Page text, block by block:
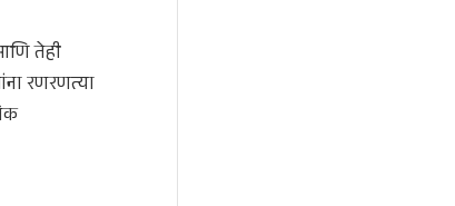
तेही
रणरणत्या